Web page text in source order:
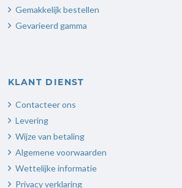
Gemakkelijk bestellen
Gevarieerd gamma
KLANT DIENST
Contacteer ons
Levering
Wijze van betaling
Algemene voorwaarden
Wettelijke informatie
Privacy verklaring